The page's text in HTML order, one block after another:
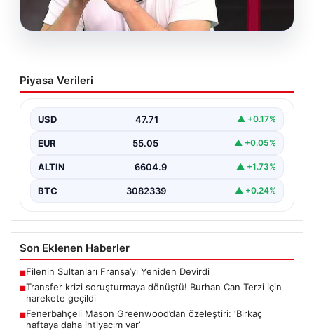
Transfer krizi soruşturmaya dönüştü!
Burhan Can Terzi için harekete geçildi
Can Terzi İçin Resmi Soruşturma Başlatıldı”, “content”:…
Piyasa Verileri
USD 47.71 ▲ +0.17%
EUR 55.05 ▲ +0.05%
ALTIN 6604.9 ▲ +1.73%
BTC 3082339 ▲ +0.24%
Son Eklenen Haberler
■Filenin Sultanları Fransa’yı Yeniden Devirdi
■Transfer krizi soruşturmaya dönüştü! Burhan Can Terzi için
harekete geçildi
■Fenerbahçeli Mason Greenwood’dan özeleştiri: ‘Birkaç
haftaya daha ihtiyacım var’